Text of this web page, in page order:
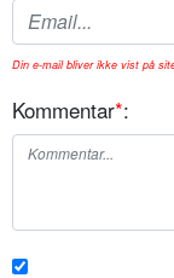
Din e-mail bliver ikke vist på
Kommentar*: